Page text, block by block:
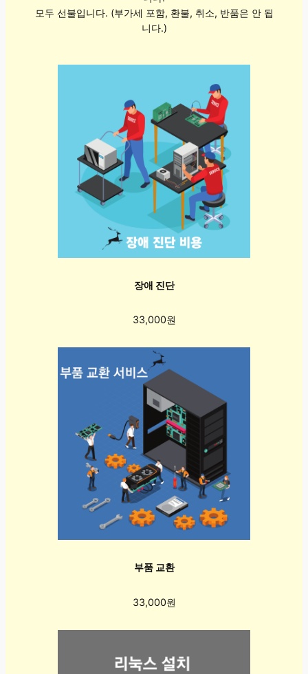
모두 선불입니다. (부가세 포함, 환불, 취소, 반품은 안 됩
니다.)
장애 진단
33,000원
부품 교환
33,000원